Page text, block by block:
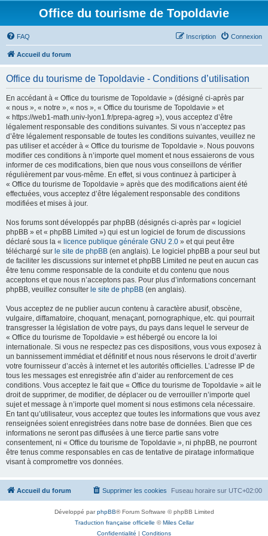
Office du tourisme de Topoldavie
FAQ Connexion
Inscription
Accueil du forum
Office du tourisme de Topoldavie - Conditions d’utilisation
En accédant à « Office du tourisme de Topoldavie » (désigné ci-après par
« nous », « notre », « nos », « Office du tourisme de Topoldavie » et
« https://web1-math.univ-lyon1.fr/prepa-agreg »), vous acceptez d’être
légalement responsable des conditions suivantes. Si vous n’acceptez pas
d’être légalement responsable de toutes les conditions suivantes, veuillez ne
pas utiliser et accéder à « Office du tourisme de Topoldavie ». Nous pouvons
modifier ces conditions à n’importe quel moment et nous essaierons de vous
informer de ces modifications, bien que nous vous conseillons de vérifier
régulièrement par vous-même. En effet, si vous continuez à participer à
« Office du tourisme de Topoldavie » après que des modifications aient été
effectuées, vous acceptez d’être légalement responsable des conditions
modifiées et mises à jour.
Nos forums sont développés par phpBB (désignés ci-après par « logiciel
phpBB » et « phpBB Limited ») qui est un logiciel de forum de discussions
déclaré sous la « licence publique générale GNU 2.0 » et qui peut être
téléchargé sur le site de phpBB (en anglais). Le logiciel phpBB a pour seul but
de faciliter les discussions sur internet et phpBB Limited ne peut en aucun cas
être tenu comme responsable de la conduite et du contenu que nous
acceptons et que nous n’acceptons pas. Pour plus d’informations concernant
phpBB, veuillez consulter le site de phpBB (en anglais).
Vous acceptez de ne publier aucun contenu à caractère abusif, obscène,
vulgaire, diffamatoire, choquant, menaçant, pornographique, etc. qui pourrait
transgresser la législation de votre pays, du pays dans lequel le serveur de
« Office du tourisme de Topoldavie » est hébergé ou encore la loi
internationale. Si vous ne respectez pas ces dispositions, vous vous exposez à
un bannissement immédiat et définitif et nous nous réservons le droit d’avertir
votre fournisseur d’accès à internet et les autorités officielles. L’adresse IP de
tous les messages est enregistrée afin d’aider au renforcement de ces
conditions. Vous acceptez le fait que « Office du tourisme de Topoldavie » ait le
droit de supprimer, de modifier, de déplacer ou de verrouiller n’importe quel
sujet et message à n’importe quel moment si nous estimons cela nécessaire.
En tant qu’utilisateur, vous acceptez que toutes les informations que vous avez
renseignées soient enregistrées dans notre base de données. Bien que ces
informations ne seront pas diffusées à une tierce partie sans votre
consentement, ni « Office du tourisme de Topoldavie », ni phpBB, ne pourront
être tenus comme responsables en cas de tentative de piratage informatique
visant à compromettre vos données.
Accueil du forum Fuseau horaire sur UTC+02:00
Supprimer les cookies
Développé parphpBB® Forum Software © phpBB Limited
Traduction française officielle ©Miles Cellar
Confidentialité | Conditions